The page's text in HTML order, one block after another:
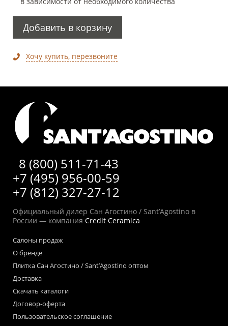
Добавить в корзину
Хочу купить, перезвоните
8 (800) 511-71-43
+7 (495) 956-00-59
+7 (812) 327-27-12
Официальный дилер Сан Агостино / Sant’Agostino в
России — компания Credit Ceramica
Салоны продаж
О бренде
Плитка Сан Агостино / Sant’Agostino оптом
Доставка
Скачать каталоги
Договор-оферта
Пользовательское соглашение